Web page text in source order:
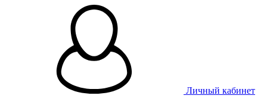
Личный кабинет